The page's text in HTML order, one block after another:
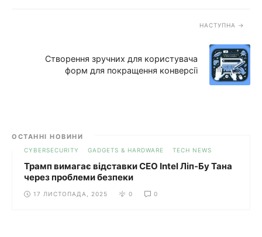
НАСТУПНА
Створення зручних для користувача
форм для покращення конверсії
ОСТАННІ НОВИНИ
CYBERSECURITY GADGETS & HARDWARE TECH NEWS
Трамп вимагає відставки CEO Intel Ліп-Бу Тана
через проблеми безпеки
17 ЛИСТОПАДА, 2025 0 0